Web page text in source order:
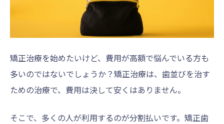
矯正治療を始めたいけど、費用が高額で悩んでいる方も
多いのではないでしょうか？矯正治療は、歯並びを治す
ための治療で、費用は決して安くはありません。
そこで、多くの人が利用するのが分割払いです。矯正歯